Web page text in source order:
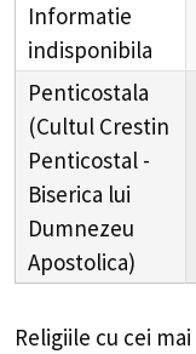
Informatie
indisponibila
Penticostala
(Cultul Crestin
Penticostal -
Biserica lui
Dumnezeu
Apostolica)
Religiile cu cei